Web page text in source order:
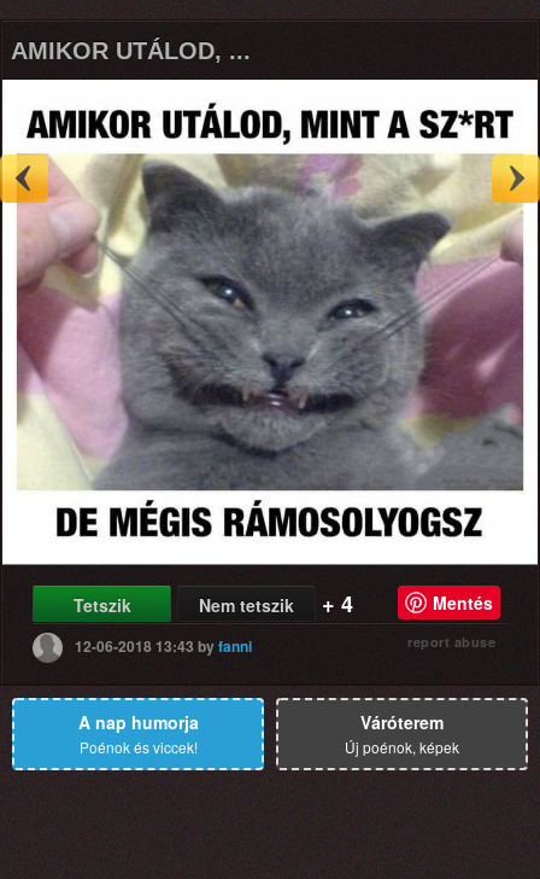
AMIKOR UTÁLOD, ...
Tetszik Nem tetszik + 4 Mentés
12-06-2018 13:43byfanni report abuse
A nap humorja
Poénok és viccek!
Váróterem
Új poénok, képek